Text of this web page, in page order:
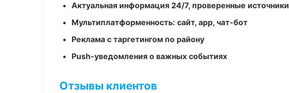
Актуальная информация 24/7, проверенные источники
Мультиплатформенность: сайт, app, чат-бот
Реклама с таргетингом по району
Push-уведомления о важных событиях
Отзывы клиентов